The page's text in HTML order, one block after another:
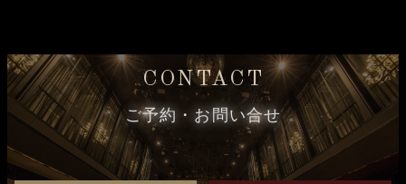
CONTACT
ご予約・お問い合せ